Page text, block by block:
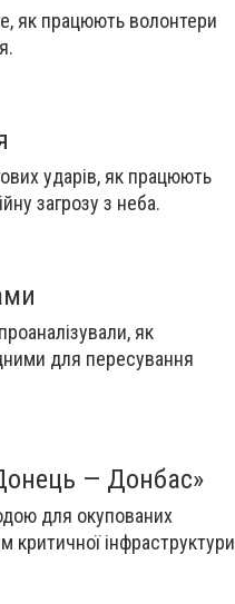
як працюють волонтери
ударів, як працюють
загрозу з неба.
як
для пересування
— Донбас»
для окупованих
критичної інфраструктури